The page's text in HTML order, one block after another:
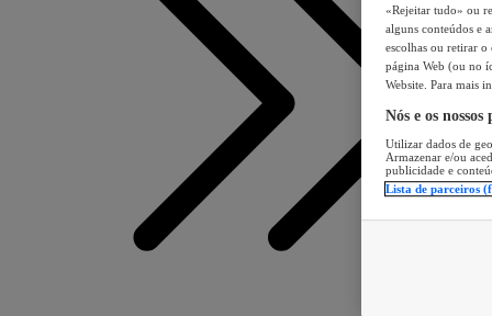
«Rejeitar tudo» ou
alguns conteúdos e
escolhas ou retirar
página Web (ou no
Website. Para mais
Nós e os
Utilizar dados de
Armazenar e/ou
publicidade e
Lista de parceiros